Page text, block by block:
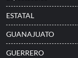
ESTATAL
GUANAJUATO
GUERRERO